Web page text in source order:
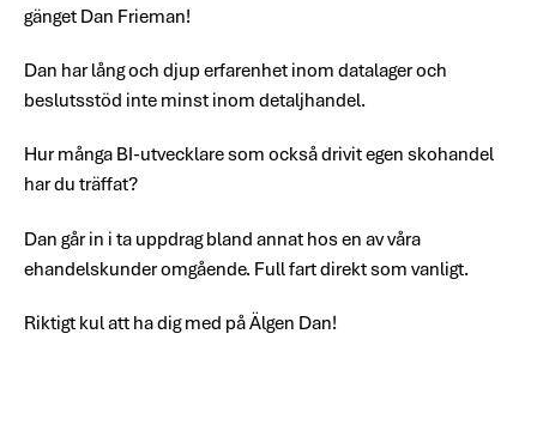
gänget Dan Frieman!
Dan har lång och djup erfarenhet inom datalager och
beslutsstöd inte minst inom detaljhandel.
Hur många BI-utvecklare som också drivit egen skohandel
har du träffat?
Dan går in i ta uppdrag bland annat hos en av våra
ehandelskunder omgående. Full fart direkt som vanligt.
Riktigt kul att ha dig med på Älgen Dan!